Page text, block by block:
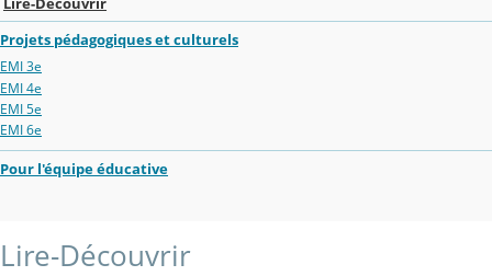
Projets pédagogiques et culturels
EMI 3e
EMI 4e
EMI 5e
EMI 6e
Pour l'équipe éducative
Lire-Découvrir